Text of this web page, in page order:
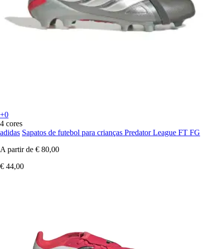
+0
4 cores
adidas Sapatos de futebol para crianças Predator League FT FG
A partir de € 80,00
€ 44,00